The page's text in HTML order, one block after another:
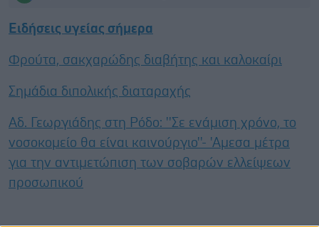
Ειδήσεις υγείας σήμερα
Φρούτα, σακχαρώδης διαβήτης και καλοκαίρι
Σημάδια διπολικής διαταραχής
Αδ. Γεωργιάδης στη Ρόδο: ''Σε ενάμιση χρόνο, το
νοσοκομείο θα είναι καινούργιο''- 'Αμεσα μέτρα
για την αντιμετώπιση των σοβαρών ελλείψεων
προσωπικού